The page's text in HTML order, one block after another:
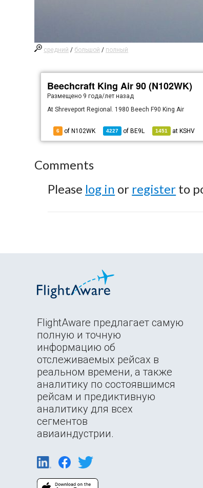
средний / большой / полный
Beechcraft King Air 90 (N102WK)
Размещено 9 года/лет назад
At Shreveport Regional. 1980 Beech F90 King Air
6 of N102WK 4227 of BE9L 1451 at KSHV
Comments
Please log in or register to
FlightAware предлагает самую
полную и точную
информацию об
отслеживаемых рейсах в
реальном времени, а также
аналитику по состоявшимся
рейсам и предиктивную
аналитику для всех
сегментов
авиаиндустрии.